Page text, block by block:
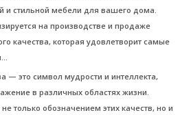
и стильной мебели для вашего дома.
на производстве и продаже
качества, которая удовлетворит самые
— это символ мудрости и интеллекта,
в различных областях жизни.
только обозначением этих качеств, но и